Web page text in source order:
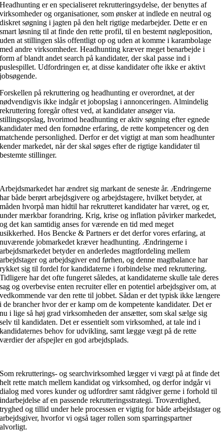
Headhunting er en specialiseret rekrutteringsydelse, der benyttes af
virksomheder og organisationer, som ønsker at indlede en neutral og
diskret søgning i jagten på den helt rigtige medarbejder. Dette er en
smart løsning til at finde den rette profil, til en bestemt nøgleposition,
uden at stillingen slås offentligt op og uden at komme i karambolage
med andre virksomheder. Headhunting kræver meget benarbejde i
form af blandt andet search på kandidater, der skal passe ind i
puslespillet. Udfordringen er, at disse kandidater ofte ikke er aktivt
jobsøgende.
Forskellen på rekruttering og headhunting er overordnet, at der
nødvendigvis ikke indgår et jobopslag i annonceringen. Almindelig
rekruttering foregår oftest ved, at kandidater ansøger via.
stillingsopslag, hvorimod headhunting er aktiv søgning efter egnede
kandidater med den fornødne erfaring, de rette kompetencer og den
matchende personlighed. Derfor er det vigtigt at man som headhunter
kender markedet, når der skal søges efter de rigtige kandidater til
bestemte stillinger.
Arbejdsmarkedet har ændret sig markant de seneste år. Ændringerne
har både berørt arbejdsgivere og arbejdstagere, hvilket betyder, at
måden hvorpå man hidtil har rekrutteret kandidater har været, og er,
under mærkbar forandring. Krig, krise og inflation påvirker markedet,
og det kan samtidig anses for værende en tid med meget
usikkerhed. Hos Bencke & Partners er det derfor vores erfaring, at
nuværende jobmarkedet kræver headhunting. Ændringerne i
arbejdsmarkedet betyder en anderledes magtfordeling mellem
arbejdstager og arbejdsgiver end førhen, og denne magtbalance har
rykket sig til fordel for kandidaterne i forbindelse med rekruttering.
Tidligere har det ofte fungeret således, at kandidaterne skulle tale deres
sag og overbevise enten recruiter eller en potentiel arbejdsgiver om, at
vedkommende var den rette til jobbet. Sådan er det typisk ikke længere
i de brancher hvor der er kamp om de kompetente kandidater. Det er
nu i lige så høj grad virksomheden der ansætter, som skal sælge sig
selv til kandidaten. Det er essentielt som virksomhed, at tale ind i
kandidaternes behov for udvikling, samt lægge vægt på de rette
værdier der afspejler en god arbejdsplads.
Som rekrutterings- og searchvirksomhed lægger vi vægt på at finde det
helt rette match mellem kandidat og virksomhed, og derfor indgår vi
dialog med vores kunder og udfordrer samt rådgiver gerne i forhold til
indarbejdelse af en passende rekrutteringsstrategi. Troværdighed,
tryghed og tillid under hele processen er vigtig for både arbejdstager og
arbejdsgiver, hvorfor vi også tager rollen som sparringspartner
alvorligt.